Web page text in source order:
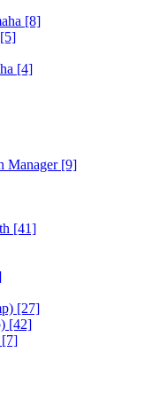
[8]
[5]
[4]
Manager [9]
[41]
[27]
[42]
[7]